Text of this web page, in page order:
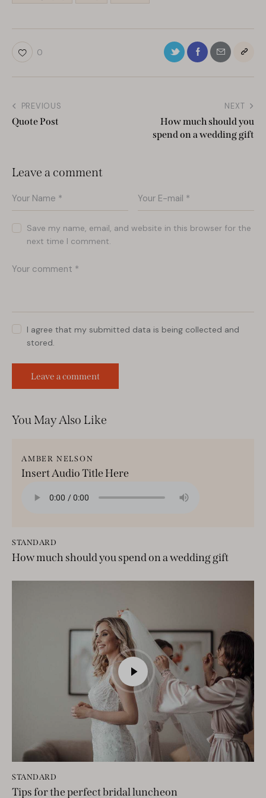
0
PREVIOUS
Quote Post
NEXT
How much should you
spend on a wedding gift
Leave a comment
Save my name, email, and website in this browser for the
next time I comment.
I agree that my submitted data is being collected and
stored.
You May Also Like
AMBER NELSON
Insert Audio Title Here
STANDARD
How much should you spend on a wedding gift
STANDARD
Tips for the perfect bridal luncheon